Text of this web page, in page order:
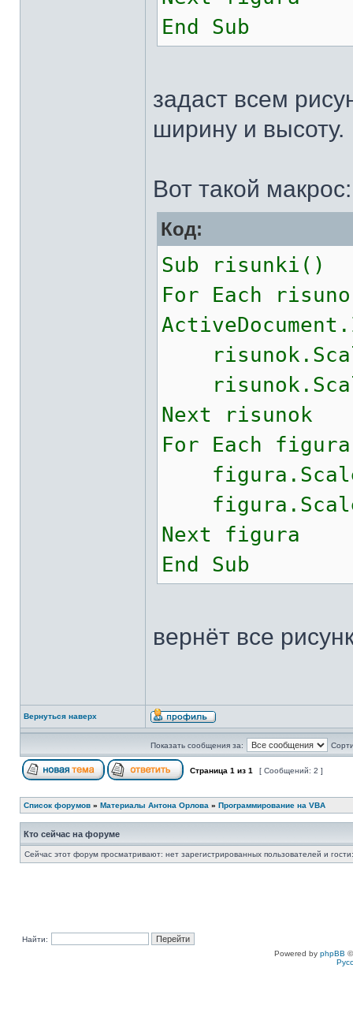
End Sub
задаст всем
ширину и высоту.
Вот такой макрос:
Код:
Sub risunki()
For Each
Next risunok
For Each figura
Next figura
End Sub
вернёт все
Вернуться наверх
Показать сообщения за:
Страница 1 из 1 [ Сообщений: 2 ]
Список форумов » Материалы Антона Орлова » Программирование на VBA
Кто сейчас на форуме
Сейчас этот форум просматривают: нет зарегистрированных пользователей и
Найти:
Powered by phpBB